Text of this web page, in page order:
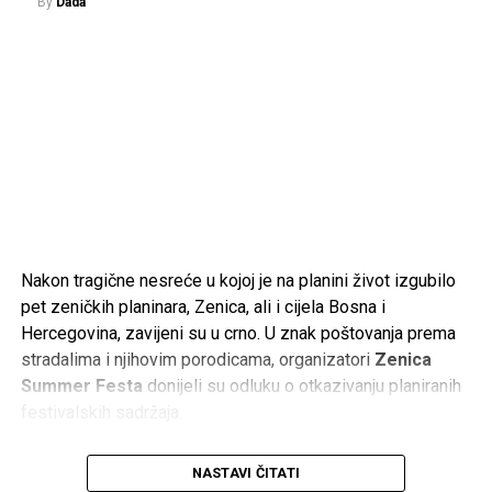
Rahmet ti duši, generale. Tvoje ime i djelo ostat će upisani
u historiji Bosne i Hercegovine i u sjećanju onih koji cijene
slobodu – poručio je Ajnadžić.
Termin komemoracije i dženaze bit će naknadno objavljen.
Odlaskom Ramiza Drekovića Bosna i Hercegovina izgubila
djelovanjem Armije Republike Bosne i Hercegovine.
Nakon tragične nesreće u kojoj je na planini život izgubilo
pet zeničkih planinara, Zenica, ali i cijela Bosna i
Hercegovina, zavijeni su u crno. U znak poštovanja prema
stradalima i njihovim porodicama, organizatori Zenica
Summer Festa donijeli su odluku o otkazivanju planiranih
Međutim, umjesto razumijevanja i riječi podrške, na
društvenim mrežama pojavili su se brojni komentari koji su
NASTAVI ČITATI